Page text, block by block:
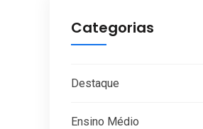
Categorias
Destaque
Ensino Médio